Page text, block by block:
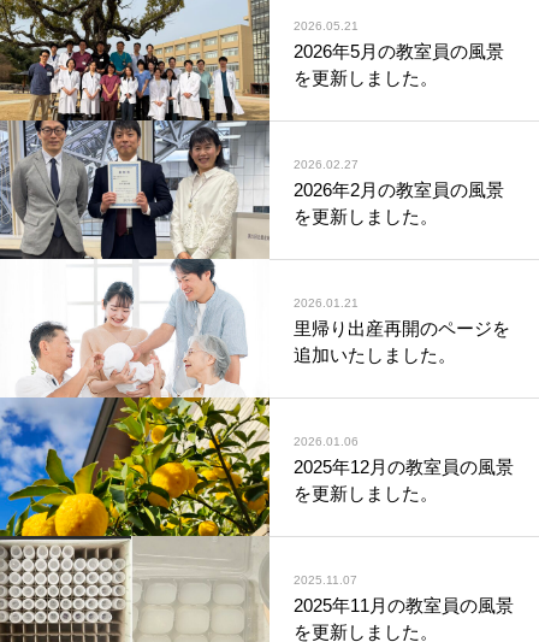
2026.05.21
2026年5月の教室員の風景
を更新しました。
2026.02.27
2026年2月の教室員の風景
を更新しました。
2026.01.21
里帰り出産再開のページを
追加いたしました。
2026.01.06
2025年12月の教室員の風景
を更新しました。
2025.11.07
2025年11月の教室員の風景
を更新しました。